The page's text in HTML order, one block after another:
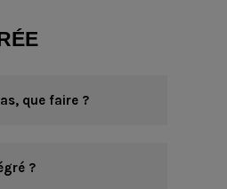
que faire ?
?